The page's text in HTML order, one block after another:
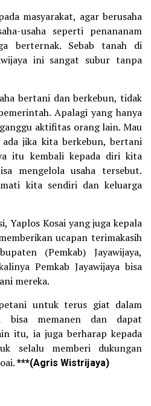
masyarakat, agar berusaha
usaha seperti penananam
berternak. Sebab tanah di
ini sangat subur tanpa
bertani dan berkebun, tidak
Apalagi yang hanya
aktifitas orang lain. Mau
jika kita berkebun, bertani
itu kembali kepada diri kita
mengelola usaha tersebut.
kita sendiri dan keluarga
Yaplos Kosai yang juga kepala
ucapan terimakasih
(Pemkab) Jayawijaya,
Pemkab Jayawijaya bisa
mereka.
untuk terus giat dalam
bisa memanen dan dapat
itu, ia juga berharap kepada
selalu memberi dukungan
***(Agris Wistrijaya)